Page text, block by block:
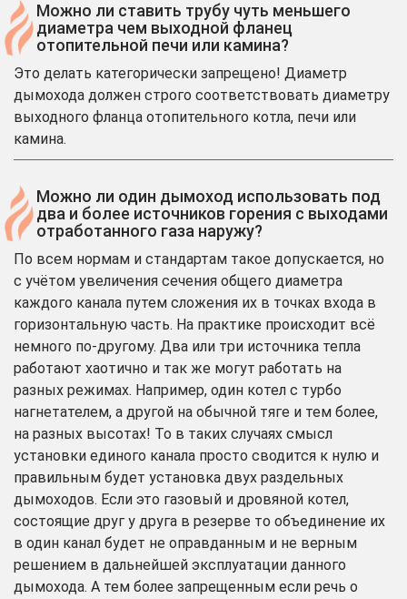
Можно ли ставить трубу чуть меньшего
диаметра чем выходной фланец
отопительной печи или камина?
Это делать категорически запрещено! Диаметр
дымохода должен строго соответствовать диаметру
выходного фланца отопительного котла, печи или
камина.
Можно ли один дымоход использовать под
два и более источников горения с выходами
отработанного газа наружу?
По всем нормам и стандартам такое допускается, но
с учётом увеличения сечения общего диаметра
каждого канала путем сложения их в точках входа в
горизонтальную часть. На практике происходит всё
немного по-другому. Два или три источника тепла
работают хаотично и так же могут работать на
разных режимах. Например, один котел с турбо
нагнетателем, а другой на обычной тяге и тем более,
на разных высотах! То в таких случаях смысл
установки единого канала просто сводится к нулю и
правильным будет установка двух раздельных
дымоходов. Если это газовый и дровяной котел,
состоящие друг у друга в резерве то объединение их
в один канал будет не оправданным и не верным
решением в дальнейшей эксплуатации данного
дымохода. А тем более запрещенным если речь о